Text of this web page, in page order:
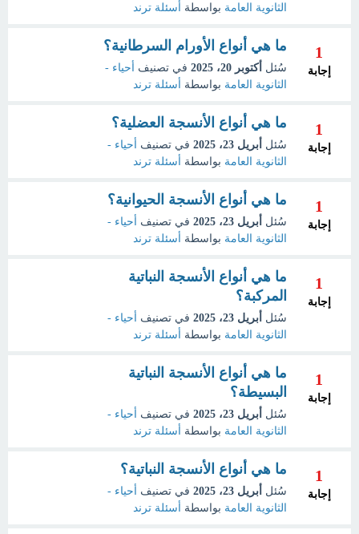
الثانوية العامة بواسطة أسئلة ترند
1
إجابة
ما هي أنواع الأورام السرطانية؟
سُئل أكتوبر 20، 2025 في تصنيف
أحياء -
الثانوية العامة بواسطة أسئلة ترند
1
إجابة
ما هي أنواع الأنسجة العضلية؟
سُئل أبريل 23، 2025 في تصنيف
أحياء -
الثانوية العامة بواسطة أسئلة ترند
1
إجابة
ما هي أنواع الأنسجة الحيوانية؟
سُئل أبريل 23، 2025 في تصنيف
أحياء -
الثانوية العامة بواسطة أسئلة ترند
1
إجابة
ما هي أنواع الأنسجة النباتية
المركبة؟
سُئل أبريل 23، 2025 في تصنيف
أحياء -
الثانوية العامة بواسطة أسئلة ترند
1
إجابة
ما هي أنواع الأنسجة النباتية
البسيطة؟
سُئل أبريل 23، 2025 في تصنيف
أحياء -
الثانوية العامة بواسطة أسئلة ترند
1
إجابة
ما هي أنواع الأنسجة النباتية؟
سُئل أبريل 23، 2025 في تصنيف
أحياء -
الثانوية العامة بواسطة أسئلة ترند